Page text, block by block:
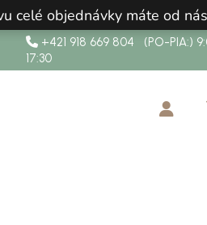
celé objednávky máte od
+421 918 669 804 (PO-PIA:)
17:30